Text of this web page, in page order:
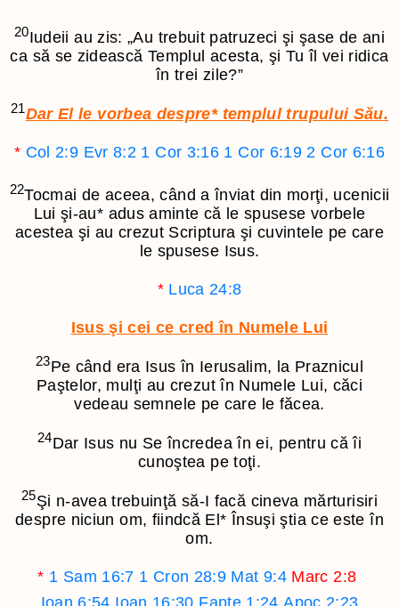
20Iudeii au zis: „Au trebuit patruzeci şi şase de ani
ca să se zidească Templul acesta, şi Tu îl vei ridica
în trei zile?”
21Dar El le vorbea despre*templul trupului Său.
* Col 2:9 Evr 8:2 1 Cor 3:16 1 Cor 6:19 2 Cor 6:16
22Tocmai de aceea, când a înviat din morţi, ucenicii
Lui şi-au* adus aminte că le spusese vorbele
acestea şi au crezut Scriptura şi cuvintele pe care
le spusese Isus.
* Luca 24:8
Isus şi cei ce cred în Numele Lui
23Pe când era Isus în Ierusalim, la Praznicul
Paştelor, mulţi au crezut în Numele Lui, căci
vedeau semnele pe care le făcea.
24Dar Isus nu Se încredea în ei, pentru că îi
cunoştea pe toţi.
25Şi n-avea trebuinţă să-I facă cineva mărturisiri
despre niciun om, fiindcă El* Însuşi ştia ce este în
om.
* 1 Sam 16:7 1 Cron 28:9 Mat 9:4 Marc 2:8
Ioan 6:54 Ioan 16:30 Fapte 1:24 Apoc 2:23